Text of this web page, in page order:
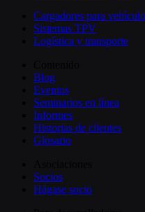
Cargadores para
Sistemas TPV
Logística y transporte
Blog
Eventos
Seminarios en línea
Informes
Historias de clientes
Glosario
Socios
Hágase socio